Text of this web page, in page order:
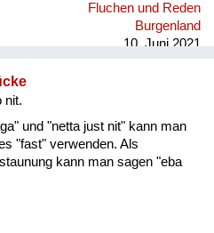
Fluchen und Reden
Burgenland
10. Juni 2021
nit.
und "netta just nit" kann man
"fast" verwenden. Als
kann man sagen "eba